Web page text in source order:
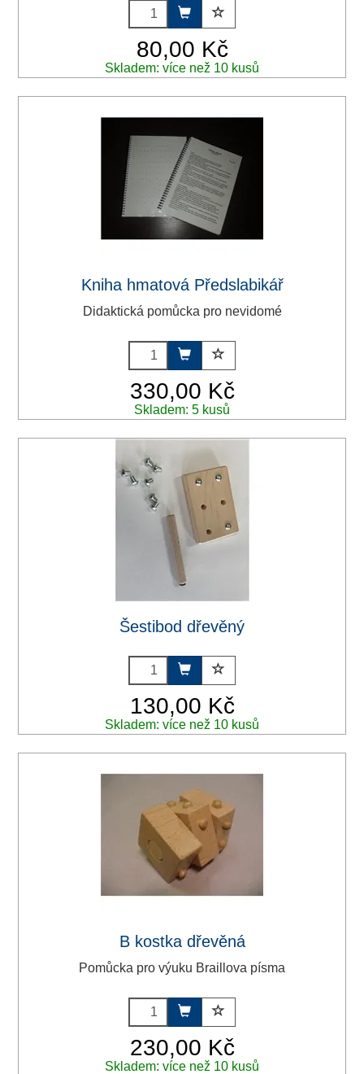
80,00 Kč
Skladem: více než 10 kusů
Kniha hmatová Předslabikář
Didaktická pomůcka pro nevidomé
330,00 Kč
Skladem: 5 kusů
Šestibod dřevěný
130,00 Kč
Skladem: více než 10 kusů
B kostka dřevěná
Pomůcka pro výuku Braillova písma
230,00 Kč
Skladem: více než 10 kusů